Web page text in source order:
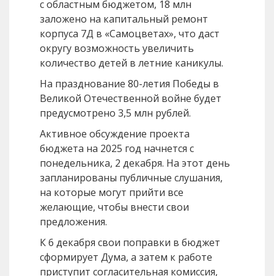
с областным бюджетом, 18 млн
заложено на капитальный ремонт
корпуса 7Д в «Самоцветах», что даст
округу возможность увеличить
количество детей в летние каникулы.
На празднование 80-летия Победы в
Великой Отечественной войне будет
предусмотрено 3,5 млн рублей.
Активное обсуждение проекта
бюджета на 2025 год начнется с
понедельника, 2 декабря. На этот день
запланированы публичные слушания,
на которые могут прийти все
желающие, чтобы внести свои
предложения.
К 6 декабря свои поправки в бюджет
сформирует Дума, а затем к работе
приступит согласительная комиссия,